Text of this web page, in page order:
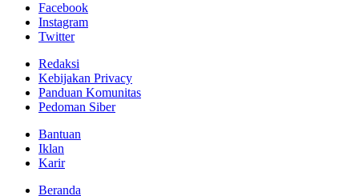
Facebook
Instagram
Twitter
Redaksi
Kebijakan Privacy
Panduan Komunitas
Pedoman Siber
Bantuan
Iklan
Karir
Beranda